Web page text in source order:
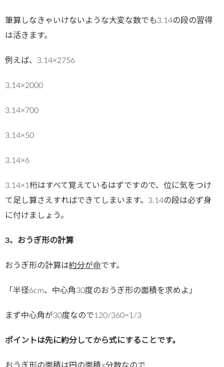
筆算しなきゃいけないような大変な数でも3.14の段の習得
は活きます。
例えば、3.14×2756
3.14×2000
3.14×700
3.14×50
3.14×6
3.14×1桁はすべて覚えているはずですので、位に気をつけ
て足し算さえすればできてしまいます。3.14の段は必ず身
に付けましょう。
3、おうぎ形の計算
おうぎ形の計算は約分が命です。
「半径6cm、中心角30度のおうぎ形の面積を求めよ」
まず中心角が30度なので120/360=1/3
ポイントは先に約分してから式にすることです。